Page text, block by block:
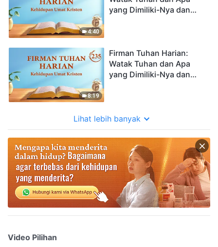
4:40
yang Dimiliki-Nya dan
8:19
Firman Tuhan Harian:
Watak Tuhan dan Apa
yang Dimiliki-Nya dan
Lihat lebih banyak
Video Pilihan